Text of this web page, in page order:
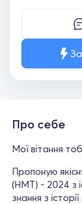
Про себе
Мої вітання
Пропоную
(НМТ) - 2024 з
знання з